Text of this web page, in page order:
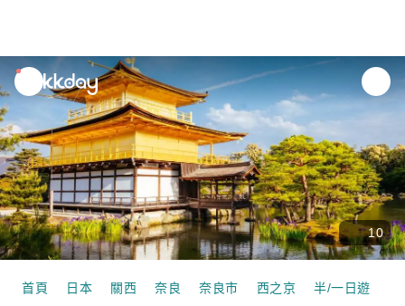
unread
notifications
10
首頁 日本 關西 奈良 奈良市 西之京 半/一日遊